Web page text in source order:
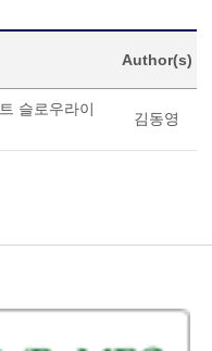
Author(s)
슬로우라이
김동영